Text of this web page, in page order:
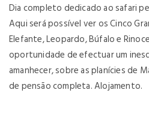
Dia completo dedicado ao safari
Aqui será possível ver os Cinco
Elefante, Leopardo, Búfalo e
oportunidade de efectuar um
amanhecer, sobre as planícies de
de pensão completa. Alojamento.